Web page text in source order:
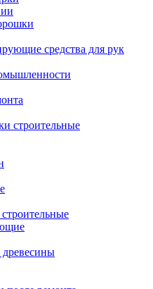
средства для рук
строительные
древесины